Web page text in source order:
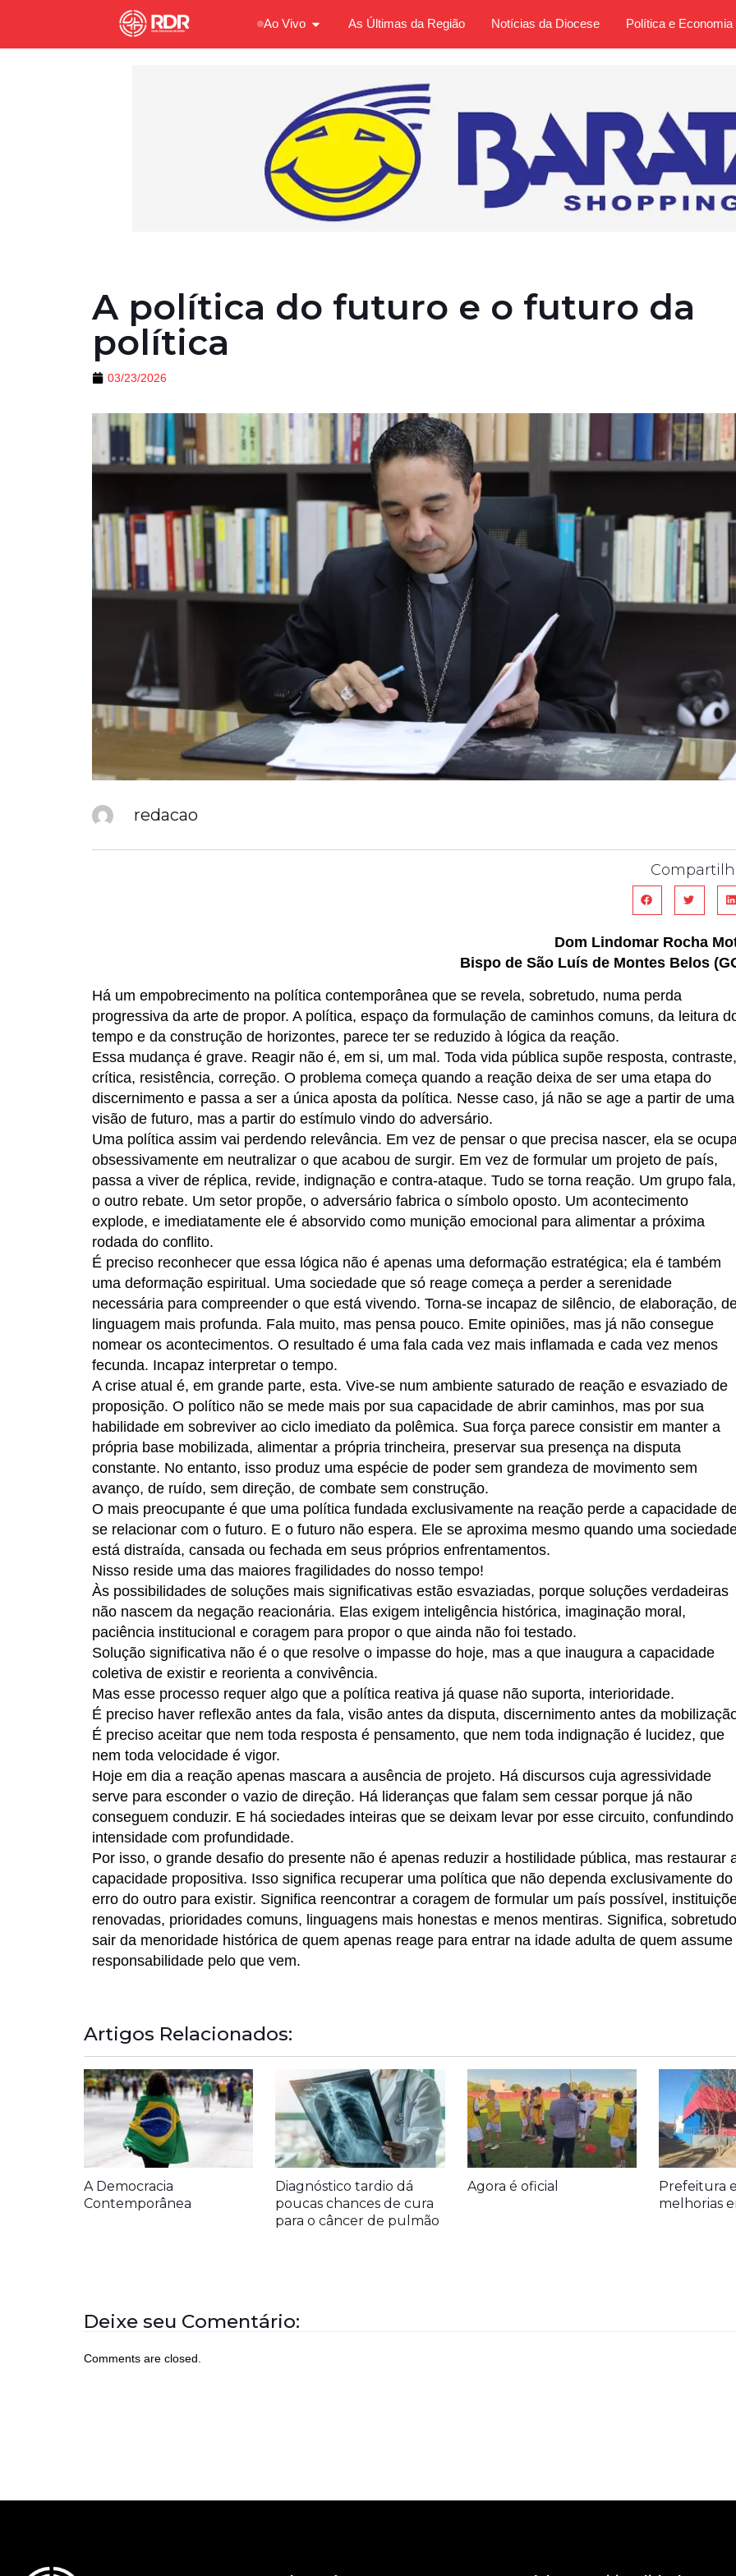
Ao Vivo As Últimas da Região Notícias da Diocese Política e Economia
A política do futuro e o futuro da
política
03/23/2026
redacao
Dom Lindomar Rocha
Bispo de São Luís de Montes Belos
Há um empobrecimento na política contemporânea que se revela, sobretudo, numa perda
progressiva da arte de propor. A política, espaço da formulação de caminhos comuns, da leitura
tempo e da construção de horizontes, parece ter se reduzido à lógica da reação.
Essa mudança é grave. Reagir não é, em si, um mal. Toda vida pública supõe resposta, contraste,
crítica, resistência, correção. O problema começa quando a reação deixa de ser uma etapa do
discernimento e passa a ser a única aposta da política. Nesse caso, já não se age a partir de uma
visão de futuro, mas a partir do estímulo vindo do adversário.
Uma política assim vai perdendo relevância. Em vez de pensar o que precisa nascer, ela se
obsessivamente em neutralizar o que acabou de surgir. Em vez de formular um projeto de país,
passa a viver de réplica, revide, indignação e contra-ataque. Tudo se torna reação. Um grupo fala,
o outro rebate. Um setor propõe, o adversário fabrica o símbolo oposto. Um acontecimento
explode, e imediatamente ele é absorvido como munição emocional para alimentar a próxima
rodada do conflito.
É preciso reconhecer que essa lógica não é apenas uma deformação estratégica; ela é também
uma deformação espiritual. Uma sociedade que só reage começa a perder a serenidade
necessária para compreender o que está vivendo. Torna-se incapaz de silêncio, de elaboração,
linguagem mais profunda. Fala muito, mas pensa pouco. Emite opiniões, mas já não consegue
nomear os acontecimentos. O resultado é uma fala cada vez mais inflamada e cada vez menos
fecunda. Incapaz interpretar o tempo.
A crise atual é, em grande parte, esta. Vive-se num ambiente saturado de reação e esvaziado de
proposição. O político não se mede mais por sua capacidade de abrir caminhos, mas por sua
habilidade em sobreviver ao ciclo imediato da polêmica. Sua força parece consistir em manter a
própria base mobilizada, alimentar a própria trincheira, preservar sua presença na disputa
constante. No entanto, isso produz uma espécie de poder sem grandeza de movimento sem
avanço, de ruído, sem direção, de combate sem construção.
O mais preocupante é que uma política fundada exclusivamente na reação perde a capacidade
se relacionar com o futuro. E o futuro não espera. Ele se aproxima mesmo quando uma
está distraída, cansada ou fechada em seus próprios enfrentamentos.
Nisso reside uma das maiores fragilidades do nosso tempo!
Às possibilidades de soluções mais significativas estão esvaziadas, porque soluções verdadeiras
não nascem da negação reacionária. Elas exigem inteligência histórica, imaginação moral,
paciência institucional e coragem para propor o que ainda não foi testado.
Solução significativa não é o que resolve o impasse do hoje, mas a que inaugura a capacidade
coletiva de existir e reorienta a convivência.
Mas esse processo requer algo que a política reativa já quase não suporta, interioridade.
É preciso haver reflexão antes da fala, visão antes da disputa, discernimento antes da
É preciso aceitar que nem toda resposta é pensamento, que nem toda indignação é lucidez, que
nem toda velocidade é vigor.
Hoje em dia a reação apenas mascara a ausência de projeto. Há discursos cuja agressividade
serve para esconder o vazio de direção. Há lideranças que falam sem cessar porque já não
conseguem conduzir. E há sociedades inteiras que se deixam levar por esse circuito, confundindo
intensidade com profundidade.
Por isso, o grande desafio do presente não é apenas reduzir a hostilidade pública, mas restaurar
capacidade propositiva. Isso significa recuperar uma política que não dependa exclusivamente do
erro do outro para existir. Significa reencontrar a coragem de formular um país possível,
renovadas, prioridades comuns, linguagens mais honestas e menos mentiras. Significa,
sair da menoridade histórica de quem apenas reage para entrar na idade adulta de quem assume
responsabilidade pelo que vem.
Artigos Relacionados:
A Democracia
Contemporânea
Diagnóstico tardio dá
poucas chances de cura
para o câncer de pulmão
Agora é oficial
Prefeitura
melhorias
Deixe seu Comentário:
Comments are closed.